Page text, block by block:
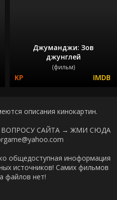
Джуманджи: Зов
джунглей
(фильм)
описания кинокартин.
САЙТА → ЖМИ СЮДА
общедоступная иноформация
источников! Самих фильмов
файлов нет!